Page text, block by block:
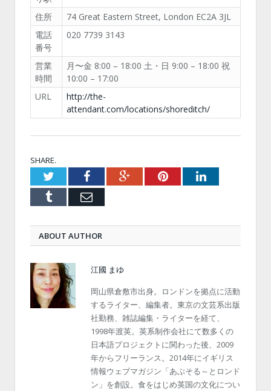
住所
74 Great Eastern Street, London EC2A 3JL
電話
番号
020 7739 3143
営業
時間
月〜金 8:00 – 18:00 土・日 9:00 – 18:00 祝
10:00 – 17:00
URL
http://the-
attendant.com/locations/shoreditch/
SHARE.
TwitterFacebookGoogle+PinterestLinkedIn
Tumblr Email
ABOUT AUTHOR
江國 まゆ
岡山県倉敷市出身。ロンドンを拠点に活動
するライター、編集者。東京の文芸系出版
社勤務、雑誌編集・ライターを経て、
1998年渡英。英系制作会社にて数多くの
日本語プロジェクトに関わった後、2009
年からフリーランス。2014年にイギリス
情報ウェブマガジン「あぶそる～とロンド
ン」を創設。食をはじめ英国の文化につい